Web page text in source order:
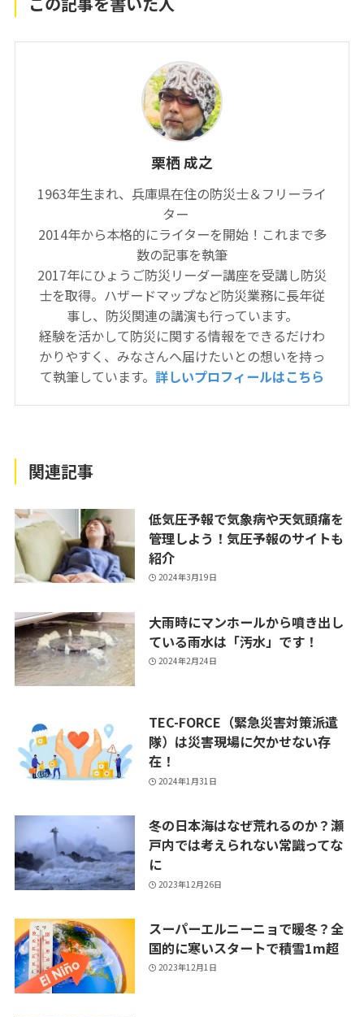
栗栖 成之
1963年生まれ、兵庫県在住の防災士＆フリーライ
ター
2014年から本格的にライターを開始！これまで多
数の記事を執筆
2017年にひょうご防災リーダー講座を受講し防災
士を取得。ハザードマップなど防災業務に長年従
事し、防災関連の講演も行っています。
経験を活かして防災に関する情報をできるだけわ
かりやすく、みなさんへ届けたいとの想いを持っ
て執筆しています。 詳しいプロフィールはこちら
関連記事
低気圧予報で気象病や天気頭痛を
管理しよう！気圧予報のサイトも
紹介
2024年3月19日
大雨時にマンホールから噴き出し
ている雨水は「汚水」です！
2024年2月24日
TEC-FORCE（緊急災害対策派遣
隊）は災害現場に欠かせない存
在！
2024年1月31日
冬の日本海はなぜ荒れるのか？瀬
戸内では考えられない常識ってな
に
2023年12月26日
スーパーエルニーニョで暖冬？全
国的に寒いスタートで積雪1m超
2023年12月1日